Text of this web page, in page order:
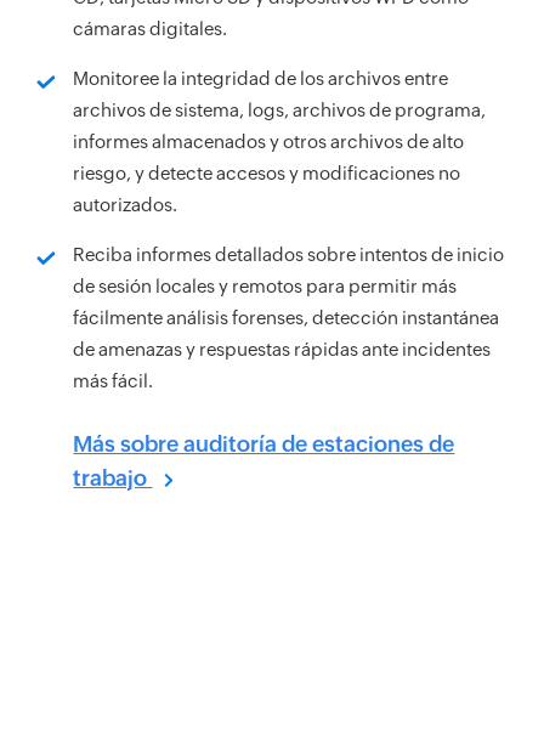
cámaras digitales.
Monitoree la integridad de los archivos entre
archivos de sistema, logs, archivos de programa,
informes almacenados y otros archivos de alto
riesgo, y detecte accesos y modificaciones no
autorizados.
Reciba informes detallados sobre intentos de inicio
de sesión locales y remotos para permitir más
fácilmente análisis forenses, detección instantánea
de amenazas y respuestas rápidas ante incidentes
más fácil.
Más sobre auditoría de estaciones de
trabajo